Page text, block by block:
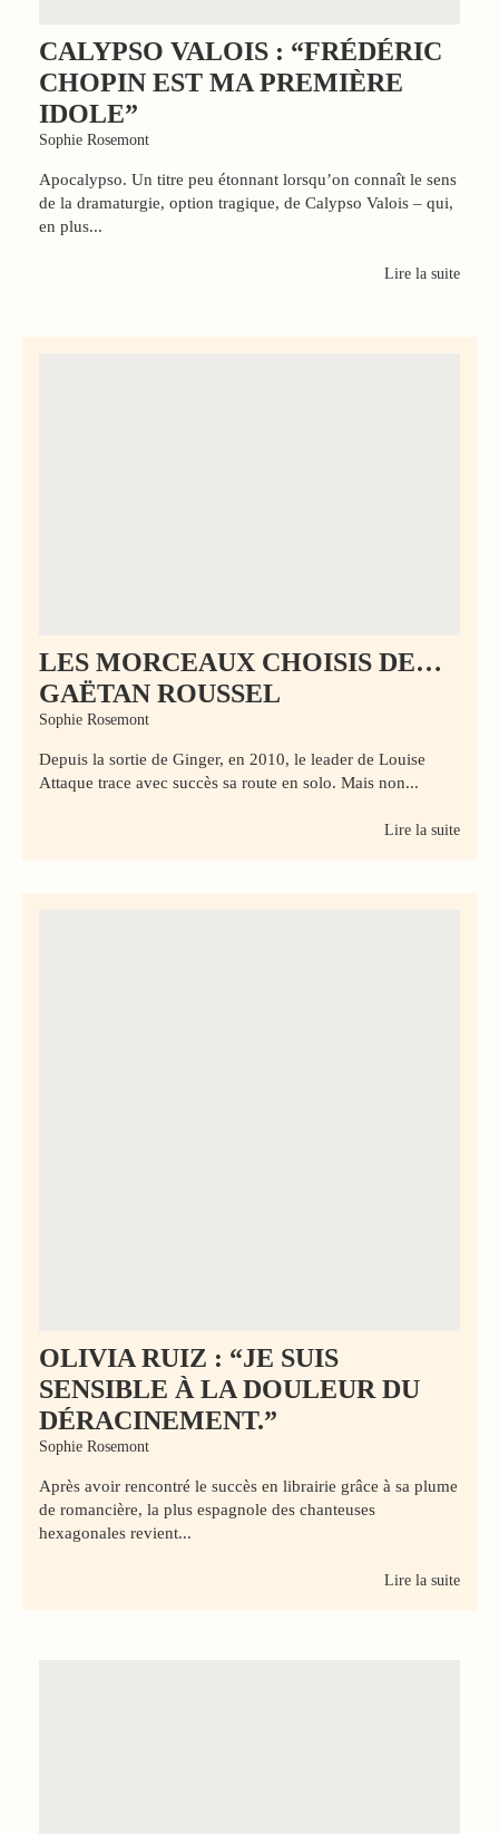
CALYPSO VALOIS : “FRÉDÉRIC
CHOPIN EST MA PREMIÈRE
IDOLE”
Sophie Rosemont
Apocalypso. Un titre peu étonnant lorsqu’on connaît le sens
de la dramaturgie, option tragique, de Calypso Valois – qui,
en plus...
Lire la suite
LES MORCEAUX CHOISIS DE…
GAËTAN ROUSSEL
Sophie Rosemont
Depuis la sortie de Ginger, en 2010, le leader de Louise
Attaque trace avec succès sa route en solo. Mais non...
Lire la suite
OLIVIA RUIZ : “JE SUIS
SENSIBLE À LA DOULEUR DU
DÉRACINEMENT.”
Sophie Rosemont
Après avoir rencontré le succès en librairie grâce à sa plume
de romancière, la plus espagnole des chanteuses
hexagonales revient...
Lire la suite